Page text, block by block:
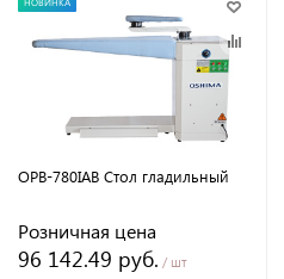
OPB-780IAB Стол гладильный
Розничная цена
96 142.49 руб. / шт